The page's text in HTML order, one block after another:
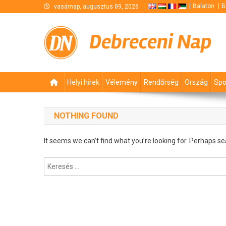
vasárnap, augusztus 09, 2026 Balaton
Debreceni Nap
Helyi hírek Vélemény Rendőrség Ország
NOTHING FOUND
It seems we can’t find what you’re looking for. Perhaps
Keresés: